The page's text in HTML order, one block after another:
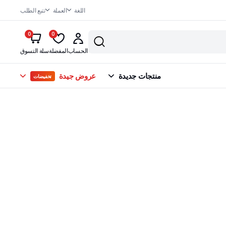
اللغة العملة تتبع الطلب
الحساب
0
المفضلة
0
سلة التسوق
منتجات جديدة عروض جيدة تخفيضات